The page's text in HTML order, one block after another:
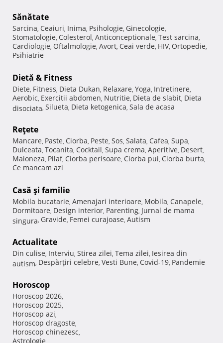
Sănătate
Sarcina, Ceaiuri, Inima, Psihologie, Ginecologie,
Stomatologie, Colesterol, Anticonceptionale, Test sarcina,
Cardiologie, Oftalmologie, Avort, Ceai verde, HIV, Ortopedie,
Psihiatrie
Dietă & Fitness
Diete, Fitness, Dieta Dukan, Relaxare, Yoga, Intretinere,
Aerobic, Exercitii abdomen, Nutritie, Dieta de slabit, Dieta
disociata, Silueta, Dieta ketogenica, Sala de acasa
Reţete
Mancare, Paste, Ciorba, Peste, Sos, Salata, Cafea, Supa,
Dulceata, Tocanita, Cocktail, Supa crema, Aperitive, Desert,
Maioneza, Pilaf, Ciorba perisoare, Ciorba pui, Ciorba burta,
Ce mancam azi
Casă şi familie
Mobila bucatarie, Amenajari interioare, Mobila, Canapele,
Dormitoare, Design interior, Parenting, Jurnal de mama
singura, Gravide, Femei curajoase, Autism
Actualitate
Din culise, Interviu, Stirea zilei, Tema zilei, Iesirea din
autism, Despărţiri celebre, Vesti Bune, Covid-19, Pandemie
Horoscop
Horoscop 2026,
Horoscop 2025,
Horoscop azi,
Horoscop dragoste,
Horoscop chinezesc,
Astrologie